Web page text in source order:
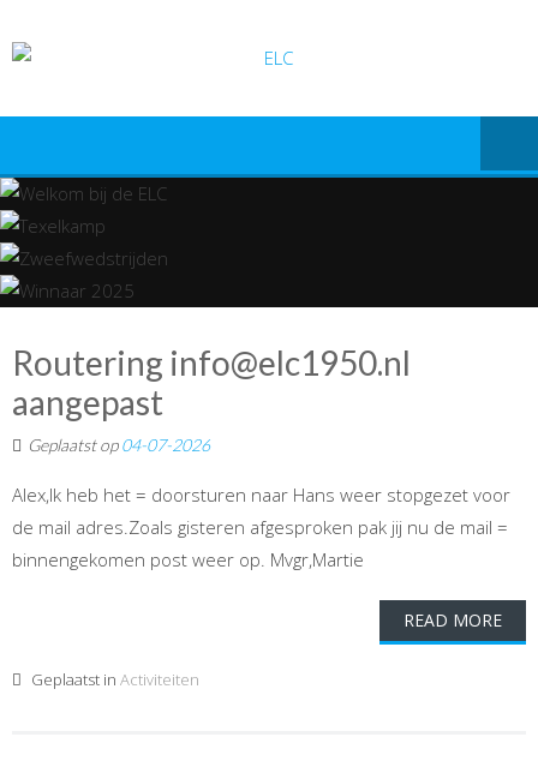
naar
inhoud
Routering info@elc1950.nl
aangepast
Geplaatst op04-07-2026
Alex,Ik heb het = doorsturen naar Hans weer stopgezet voor
de mail adres.Zoals gisteren afgesproken pak jij nu de mail =
binnengekomen post weer op. Mvgr,Martie
READ MORE
Geplaatst in Activiteiten